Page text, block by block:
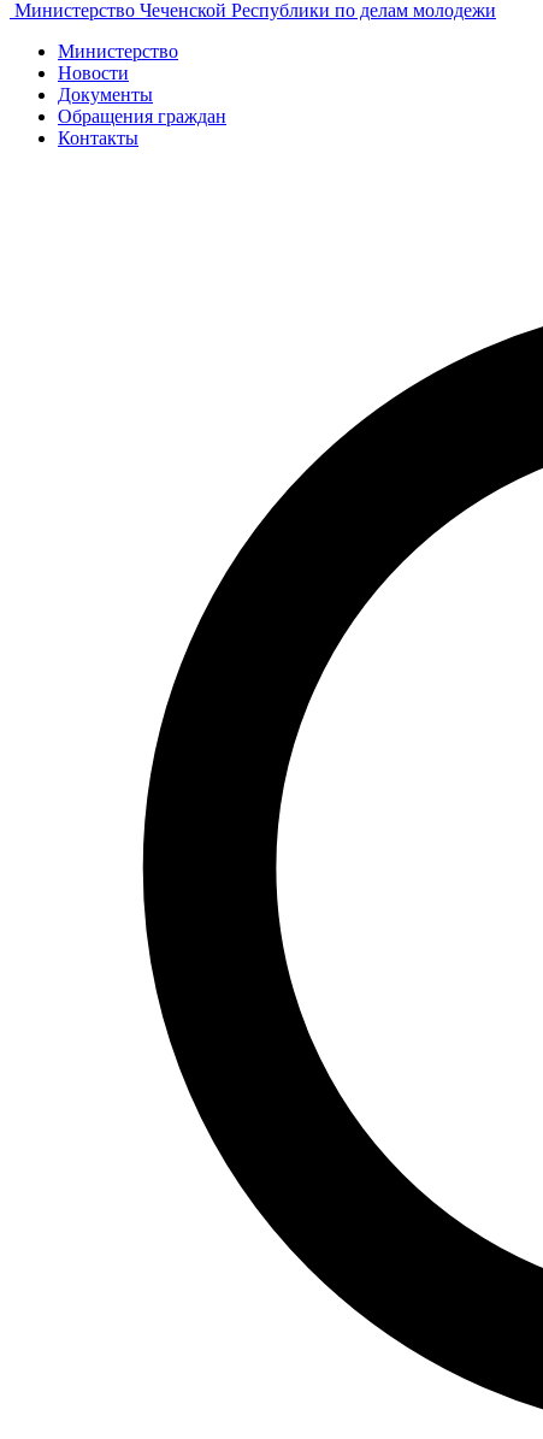
Министерство Чеченской Республики по делам молодежи
Министерство
Новости
Документы
Обращения граждан
Контакты